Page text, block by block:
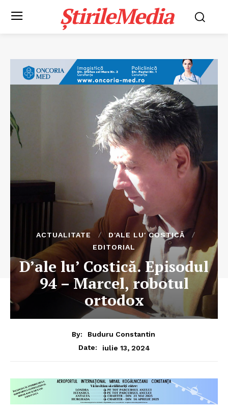
ȘtirileMedia
ACTUALITATE
D'ALE LU' COSTICĂ
EDITORIAL
D’ale lu’ Costică. Episodul
94 – Marcel, robotul
ortodox
By:
Buduru Constantin
Date:
iulie 13, 2024